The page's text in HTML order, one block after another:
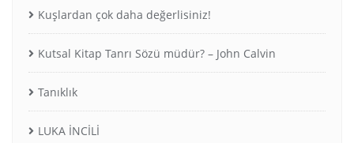
Kuşlardan çok daha değerlisiniz!
Kutsal Kitap Tanrı Sözü müdür? – John Calvin
Tanıklık
LUKA İNCİLİ